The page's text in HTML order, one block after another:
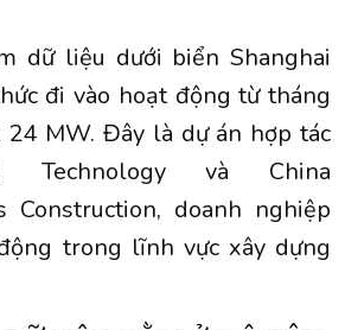
dữ liệu dưới biển Shanghai
đi vào hoạt động từ tháng
24 MW. Đây là dự án hợp tác
Technology và China
Construction, doanh nghiệp
trong lĩnh vực xây dựng